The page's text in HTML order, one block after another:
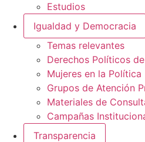
Estudios
Igualdad y Democracia
Temas relevantes
Derechos Políticos
Mujeres en la Política
Grupos de Atención
Materiales de
Campañas
Transparencia